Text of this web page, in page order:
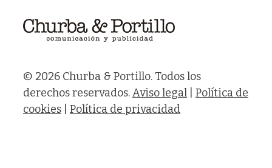
© 2026 Churba & Portillo. Todos los
derechos reservados.Aviso legal
Política de
cookies
Política de privacidad